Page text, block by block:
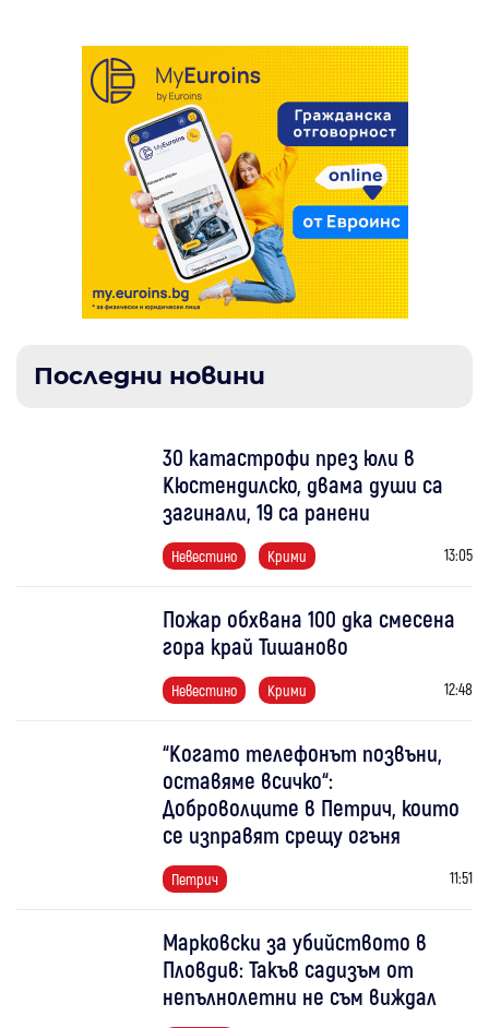
Последни новини
30 катастрофи през юли в
Кюстендилско, двама души са
загинали, 19 са ранени
Невестино Крими 13:05
Пожар обхвана 100 дка смесена
гора край Тишаново
Невестино Крими 12:48
“Когато телефонът позвъни,
оставяме всичко“:
Доброволците в Петрич, които
се изправят срещу огъня
Петрич 11:51
Марковски за убийството в
Пловдив: Такъв садизъм от
непълнолетни не съм виждал